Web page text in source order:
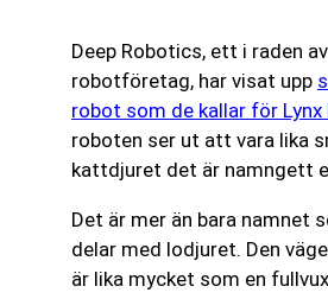
Deep Robotics, ett i raden
robotföretag, har visat upp
robot som de kallar för Lynx
roboten ser ut att vara lika
kattdjuret det är namngett
Det är mer än bara namnet
delar med lodjuret. Den
är lika mycket som en